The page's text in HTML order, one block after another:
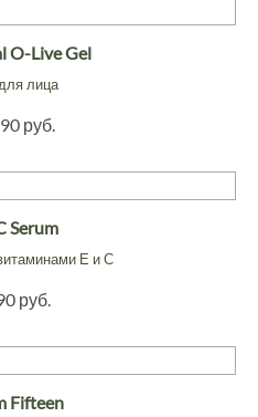
O-Live Gel
лица
руб.
Serum
Е и С
руб.
Fifteen